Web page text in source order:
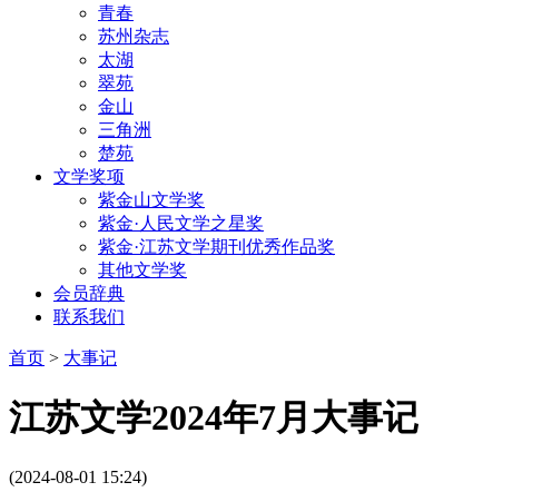
青春
苏州杂志
太湖
翠苑
金山
三角洲
楚苑
文学奖项
紫金山文学奖
紫金·人民文学之星奖
紫金·江苏文学期刊优秀作品奖
其他文学奖
会员辞典
联系我们
首页 > 大事记
江苏文学2024年7月大事记
(2024-08-01 15:24)